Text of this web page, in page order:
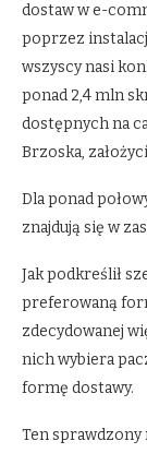
dostaw w e-
poprzez
wszyscy nasi
ponad 2,4 mln
dostępnych na
Brzoska,
Dla ponad
znajdują się w
Jak podkreślił
preferowaną
zdecydowanej
nich wybiera
formę dostawy.
Ten